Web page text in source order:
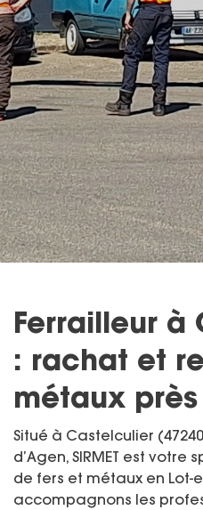
Ferrailleur à
: rachat et
métaux près
Situé à Castelculier
d’Agen, SIRMET est
de fers et métaux en Lot-
accompagnons les